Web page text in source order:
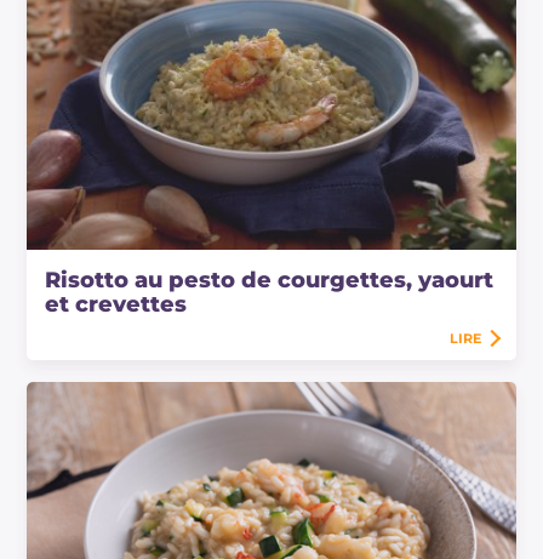
Risotto au pesto de courgettes, yaourt
et crevettes
LIRE